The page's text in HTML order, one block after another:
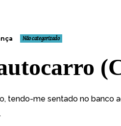
Não categorizado
tendo-me sentado no banco